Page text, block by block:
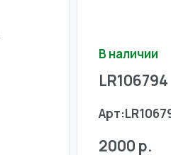
В наличии
LR106794
Арт:
2000 р.